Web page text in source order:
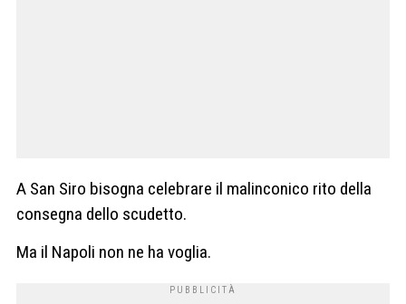
A San Siro bisogna celebrare il malinconico rito della
consegna dello scudetto.
Ma il Napoli non ne ha voglia.